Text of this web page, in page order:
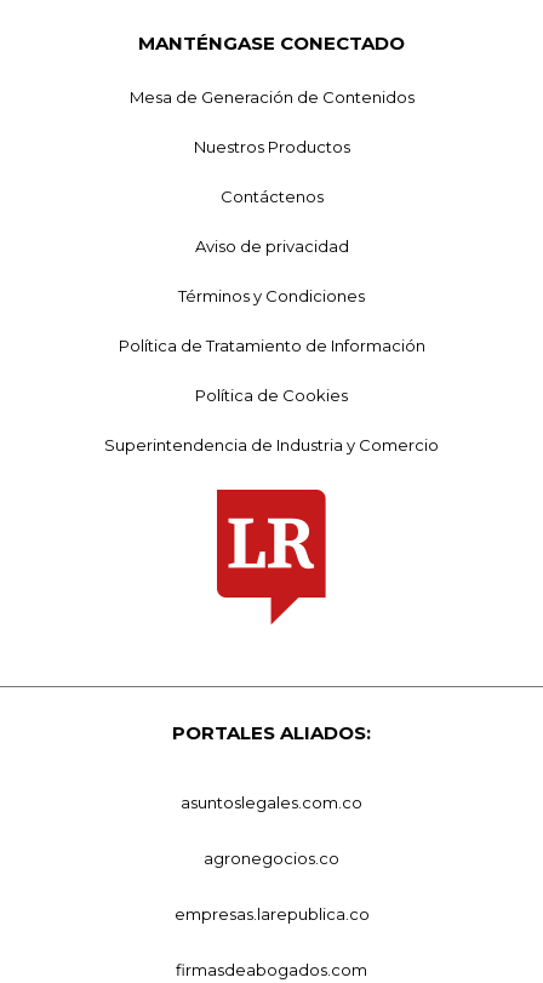
MANTÉNGASE CONECTADO
Mesa de Generación de Contenidos
Nuestros Productos
Contáctenos
Aviso de privacidad
Términos y Condiciones
Política de Tratamiento de Información
Política de Cookies
Superintendencia de Industria y Comercio
PORTALES ALIADOS:
asuntoslegales.com.co
agronegocios.co
empresas.larepublica.co
firmasdeabogados.com